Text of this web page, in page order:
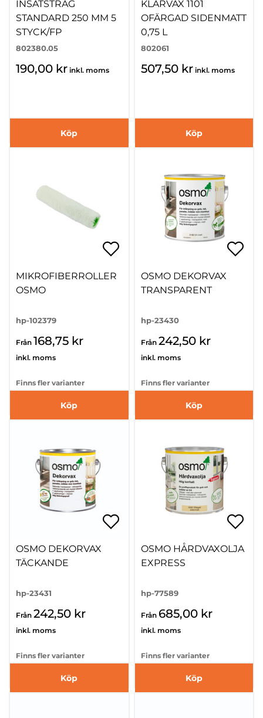
INSATSTRÅG
STANDARD 250 MM 5
STYCK/FP
802380.05
190,00 kr inkl. moms
Köp
KLARVAX 1101
OFÄRGAD SIDENMATT
0,75 L
802061
507,50 kr inkl. moms
Köp
MIKROFIBERROLLER
OSMO
hp-102379
Från 168,75 kr
inkl. moms
Finns fler varianter
Köp
OSMO DEKORVAX
TRANSPARENT
hp-23430
Från 242,50 kr
inkl. moms
Finns fler varianter
Köp
OSMO DEKORVAX
TÄCKANDE
hp-23431
Från 242,50 kr
inkl. moms
Finns fler varianter
Köp
OSMO HÅRDVAXOLJA
EXPRESS
hp-77589
Från 685,00 kr
inkl. moms
Finns fler varianter
Köp